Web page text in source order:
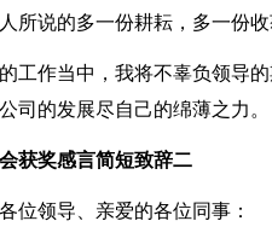
所说的多一份耕耘，多一份
工作当中，我将不辜负领导
司的发展尽自己的绵薄之力。
获奖感言简短致辞二
位领导、亲爱的各位同事：